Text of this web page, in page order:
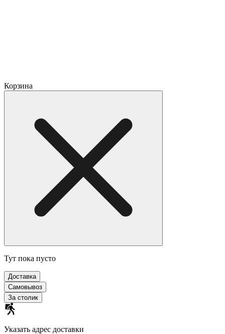
Корзина
Тут пока пусто
Доставка
Самовывоз
За столик
Указать адрес доставки